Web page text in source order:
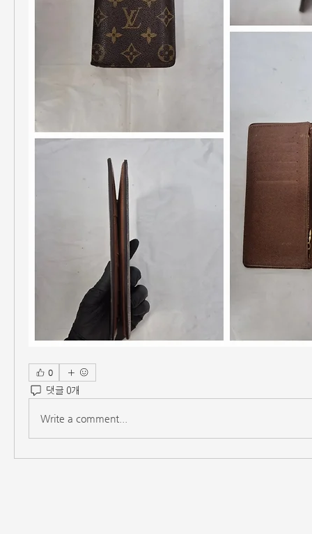
0
댓글 0개
Write a comment...